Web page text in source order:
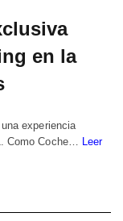
en la
experiencia
Como Coche… Leer